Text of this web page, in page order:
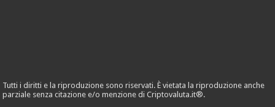
Tutti i diritti e la riproduzione sono riservati. È vietata la riproduzione anche
parziale senza citazione e/o menzione di Criptovaluta.it®.